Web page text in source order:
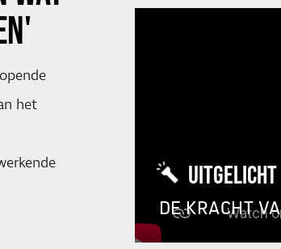
het
UITGELICHT
DE KRACHT